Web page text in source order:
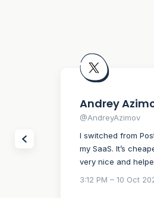
Andrey
@AndreyAzimov
I switched from
my SaaS. It’s
very nice and
3:12 PM – 10 Oct